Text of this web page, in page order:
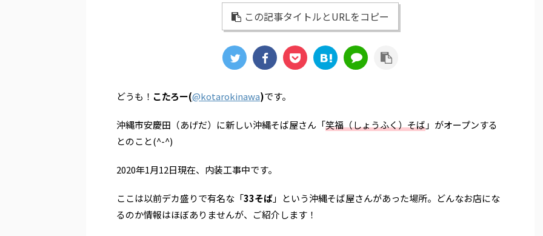
この記事タイトルとURLをコピー
どうも！ こたろー(@kotarokinawa)です。
沖縄市安慶田（あげだ）に新しい沖縄そば屋さん「笑福（しょうふく）そば」がオープンする
とのこと(^-^)
2020年1月12日現在、内装工事中です。
ここは以前デカ盛りで有名な「33そば」という沖縄そば屋さんがあった場所。どんなお店にな
るのか情報はほぼありませんが、ご紹介します！